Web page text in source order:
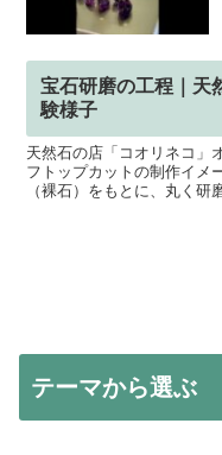
宝石研磨の工程｜天
験様子
天然石の店「コオリネコ」
フトップカットの制作イメ
（裸石）をもとに、丸く
テーマから選ぶ